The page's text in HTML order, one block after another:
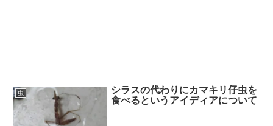
虫
シラスの代わりにカマキリ仔虫を
食べるというアイディアについて